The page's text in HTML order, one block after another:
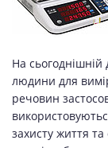
На сьогоднішній
людини для
речовин
захисту життя